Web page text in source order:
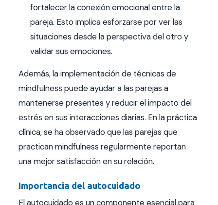
fortalecer la conexión emocional entre la
pareja. Esto implica esforzarse por ver las
situaciones desde la perspectiva del otro y
validar sus emociones.
Además, la implementación de técnicas de
mindfulness puede ayudar a las parejas a
mantenerse presentes y reducir el impacto del
estrés en sus interacciones diarias. En la práctica
clínica, se ha observado que las parejas que
practican mindfulness regularmente reportan
una mejor satisfacción en su relación.
Importancia del autocuidado
El autocuidado es un componente esencial para